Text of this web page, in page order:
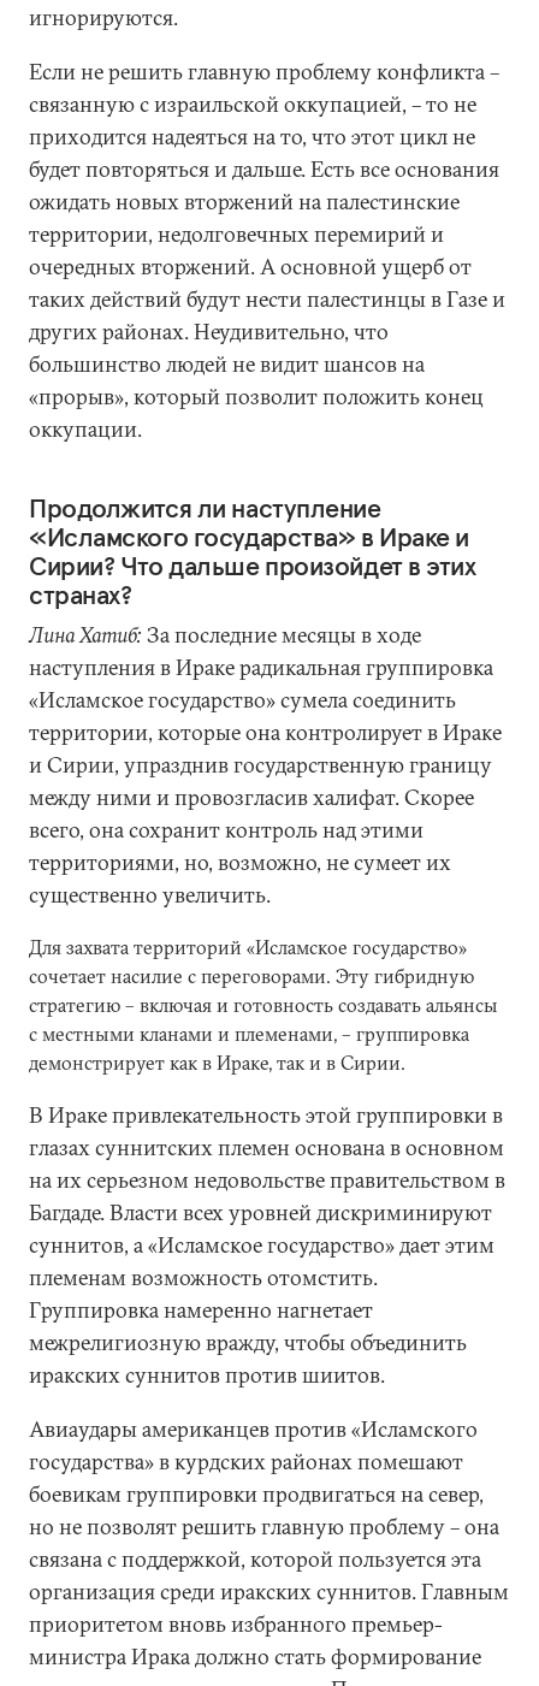
игнорируются.
Если не решить главную проблему конфликта –
связанную с израильской оккупацией, – то не
приходится надеяться на то, что этот цикл не
будет повторяться и дальше. Есть все основания
ожидать новых вторжений на палестинские
территории, недолговечных перемирий и
очередных вторжений. А основной ущерб от
таких действий будут нести палестинцы в Газе и
других районах. Неудивительно, что
большинство людей не видит шансов на
«прорыв», который позволит положить конец
оккупации.
Продолжится ли наступление
«Исламского государства» в Ираке и
Сирии? Что дальше произойдет в этих
странах?
Лина Хатиб: За последние месяцы в ходе
наступления в Ираке радикальная группировка
«Исламское государство» сумела соединить
территории, которые она контролирует в Ираке
и Сирии, упразднив государственную границу
между ними и провозгласив халифат. Скорее
всего, она сохранит контроль над этими
территориями, но, возможно, не сумеет их
существенно увеличить.
Для захвата территорий «Исламское государство»
сочетает насилие с переговорами. Эту гибридную
стратегию – включая и готовность создавать альянсы
с местными кланами и племенами, – группировка
демонстрирует как в Ираке, так и в Сирии.
В Ираке привлекательность этой группировки в
глазах суннитских племен основана в основном
на их серьезном недовольстве правительством в
Багдаде. Власти всех уровней дискриминируют
суннитов, а «Исламское государство» дает этим
племенам возможность отомстить.
Группировка намеренно нагнетает
межрелигиозную вражду, чтобы объединить
иракских суннитов против шиитов.
Авиаудары американцев против «Исламского
государства» в курдских районах помешают
боевикам группировки продвигаться на север,
но не позволят решить главную проблему – она
связана с поддержкой, которой пользуется эта
организация среди иракских суннитов. Главным
приоритетом вновь избранного премьер-
министра Ирака должно стать формирование